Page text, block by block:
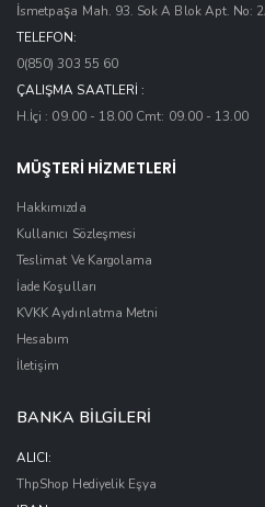
İsmetpaşa Mah. 93. Sok A Blok Apt. No:
TELEFON:
0(850) 303 55 60
ÇALIŞMA SAATLERI :
H.İçi : 09.00 - 18.00 Cmt: 09.00 - 13.00
MÜŞTERİ HİZMETLERİ
Hakkımızda
Kullanıcı Sözleşmesi
Teslimat Ve Kargolama
İade Koşulları
KVKK Aydınlatma Metni
Hesabım
İletişim
BANKA BİLGİLERİ
ALICI:
ThpShop Hediyelik Eşya